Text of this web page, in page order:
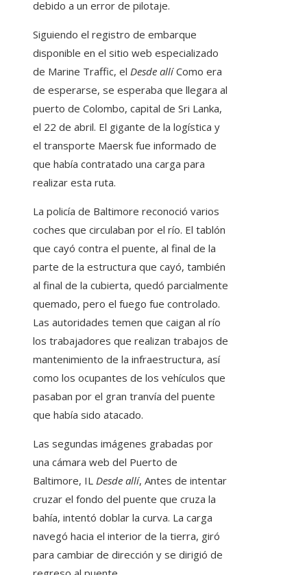
debido a un error de pilotaje.
Siguiendo el registro de embarque
disponible en el sitio web especializado
de Marine Traffic, el Desde allíComo era
de esperarse, se esperaba que llegara al
puerto de Colombo, capital de Sri Lanka,
el 22 de abril. El gigante de la logística y
el transporte Maersk fue informado de
que había contratado una carga para
realizar esta ruta.
La policía de Baltimore reconoció varios
coches que circulaban por el río. El tablón
que cayó contra el puente, al final de la
parte de la estructura que cayó, también
al final de la cubierta, quedó parcialmente
quemado, pero el fuego fue controlado.
Las autoridades temen que caigan al río
los trabajadores que realizan trabajos de
mantenimiento de la infraestructura, así
como los ocupantes de los vehículos que
pasaban por el gran tranvía del puente
que había sido atacado.
Las segundas imágenes grabadas por
una cámara web del Puerto de
Baltimore, IL Desde allí, Antes de intentar
cruzar el fondo del puente que cruza la
bahía, intentó doblar la curva. La carga
navegó hacia el interior de la tierra, giró
para cambiar de dirección y se dirigió de